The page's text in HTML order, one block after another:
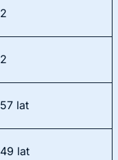
2
2
57 lat
49 lat